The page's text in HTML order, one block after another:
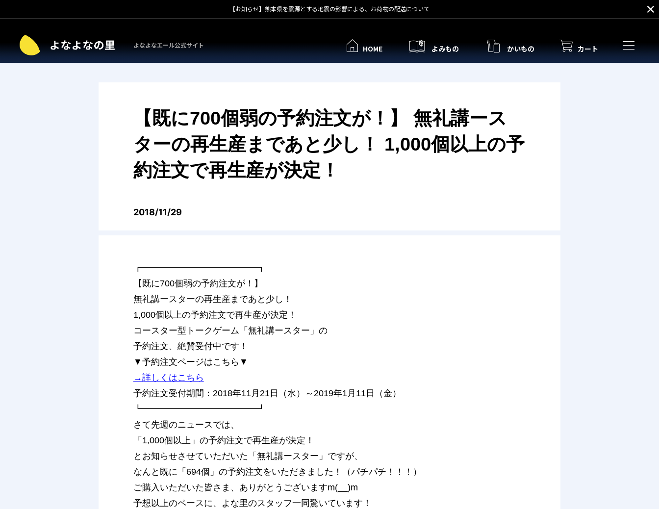
【お知らせ】熊本県を震源とする地震の影響による、お荷物の配送について
よなよなエール公式サイト HOME よみもの かいもの カート
【既に700個弱の予約注文が！】 無礼講ース
ターの再生産まであと少し！ 1,000個以上の予
約注文で再生産が決定！
2018/11/29
┏━━━━━━━━━━━━━┓
【既に700個弱の予約注文が！】
無礼講ースターの再生産まであと少し！
1,000個以上の予約注文で再生産が決定！
コースター型トークゲーム「無礼講ースター」の
予約注文、絶賛受付中です！
▼予約注文ページはこちら▼
→詳しくはこちら
予約注文受付期間：2018年11月21日（水）～2019年1月11日（金）
┗━━━━━━━━━━━━━┛
さて先週のニュースでは、
「1,000個以上」の予約注文で再生産が決定！
とお知らせさせていただいた「無礼講ースター」ですが、
なんと既に「694個」の予約注文をいただきました！（パチパチ！！！）
ご購入いただいた皆さま、ありがとうございますm(__)m
予想以上のペースに、よな里のスタッフ一同驚いています！